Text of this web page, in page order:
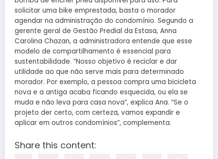
solicitar uma bike emprestada, basta o morador
agendar na administração do condomínio. Segundo a
gerente geral de Gestão Predial da Estasa, Anna
Carolina Chazan, a administradora entende que esse
modelo de compartilhamento é essencial para
sustentabilidade. “Nosso objetivo é reciclar e dar
utilidade ao que não serve mais para determinado
morador. Por exemplo, a pessoa compra uma bicicleta
nova e a antiga acaba ficando esquecida, ou ela se
muda e não leva para casa nova”, explica Ana. “Se o
projeto der certo, com certeza, vamos expandir e
aplicar em outros condomínios”, complementa.
Share this content: